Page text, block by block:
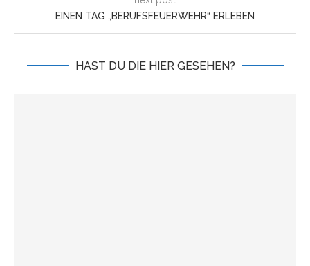
EINEN TAG „BERUFSFEUERWEHR“ ERLEBEN
HAST DU DIE HIER GESEHEN?